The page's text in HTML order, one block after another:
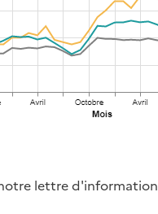
lettre d'information